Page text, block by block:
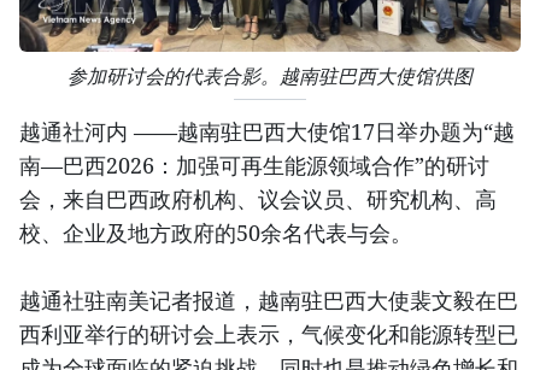
参加研讨会的代表合影。越南驻巴西大使馆供图
越通社河内 ——越南驻巴西大使馆17日举办题为“越
南—巴西2026：加强可再生能源领域合作”的研讨
会，来自巴西政府机构、议会议员、研究机构、高
校、企业及地方政府的50余名代表与会。
越通社驻南美记者报道，越南驻巴西大使裴文毅在巴
西利亚举行的研讨会上表示，气候变化和能源转型已